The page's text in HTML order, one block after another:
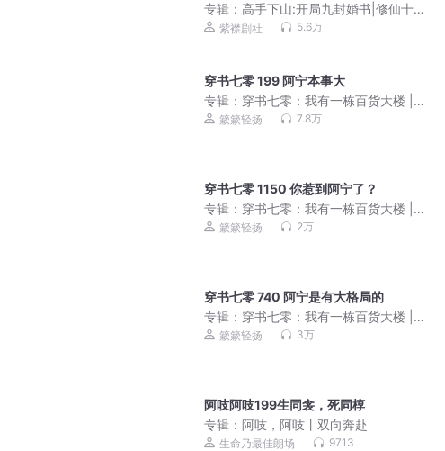
专辑： 高手下山:开局九封婚书|修仙十
年|无敌爆笑|都市异能|紫襟剧社出品
紫襟剧社 5.6万
穿书七零 199 阿宁本事大
专辑： 穿书七零：我有一栋百货大楼 |
簌簌轻扬丨年代团宠
簌簌轻扬 7.8万
穿书七零 1150 你惹到阿宁了？
专辑： 穿书七零：我有一栋百货大楼 |
簌簌轻扬丨年代团宠
簌簌轻扬 2万
穿书七零 740 阿宁是有大格局的
专辑： 穿书七零：我有一栋百货大楼 |
簌簌轻扬丨年代团宠
簌簌轻扬 3万
阿吱阿吱199生同衾，死同椁
专辑： 阿吱，阿吱丨双向奔赴
生命乃最佳朗场 9713